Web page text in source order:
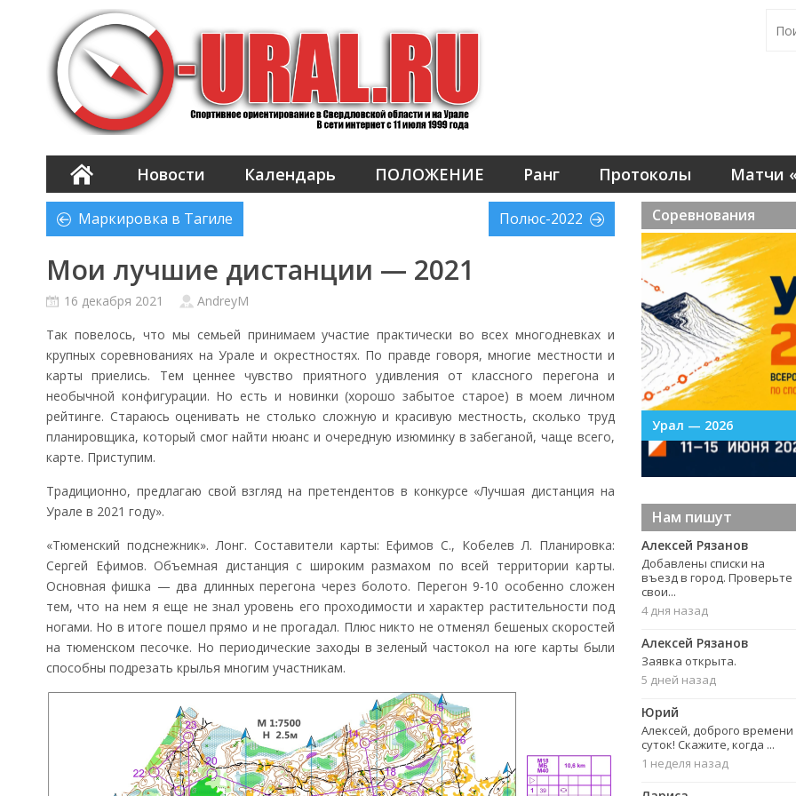
Новости Календарь ПОЛОЖЕНИЕ Ранг Протоколы Матчи
Маркировка в Тагиле Полюс-2022
Мои лучшие дистанции — 2021
16 декабря 2021
AndreyM
Так повелось, что мы семьей принимаем участие практически во всех многодневках и
крупных соревнованиях на Урале и окрестностях. По правде говоря, многие местности и
карты приелись. Тем ценнее чувство приятного удивления от классного перегона и
необычной конфигурации. Но есть и новинки (хорошо забытое старое) в моем личном
рейтинге. Стараюсь оценивать не столько сложную и красивую местность, сколько труд
планировщика, который смог найти нюанс и очередную изюминку в забеганой, чаще всего,
карте. Приступим.
Традиционно, предлагаю свой взгляд на претендентов в конкурсе «Лучшая дистанция на
Урале в 2021 году».
«Тюменский подснежник». Лонг. Составители карты: Ефимов С., Кобелев Л. Планировка:
Сергей Ефимов. Объемная дистанция с широким размахом по всей территории карты.
Основная фишка — два длинных перегона через болото. Перегон 9-10 особенно сложен
тем, что на нем я еще не знал уровень его проходимости и характер растительности под
ногами. Но в итоге пошел прямо и не прогадал. Плюс никто не отменял бешеных скоростей
на тюменском песочке. Но периодические заходы в зеленый частокол на юге карты были
способны подрезать крылья многим участникам.
Соревнования
Эстафеты в Новоуральске УрФО в Тагиле Урал — 2026
Нам пишут
Алексей Рязанов
Добавлены списки на
въезд в город. Проверьте
свои...
4 дня назад
Алексей Рязанов
Заявка открыта.
5 дней назад
Юрий
Алексей, доброго времени
суток! Скажите, когда ...
1 неделя назад